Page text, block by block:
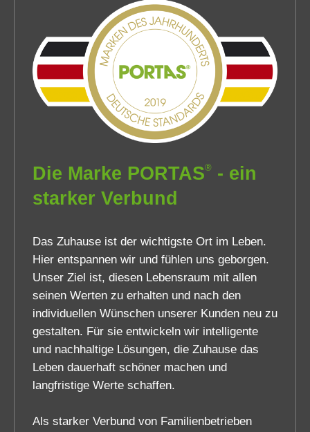
Die Marke PORTAS® - ein
starker Verbund
Das Zuhause ist der wichtigste Ort im Leben.
Hier entspannen wir und fühlen uns geborgen.
Unser Ziel ist, diesen Lebensraum mit allen
seinen Werten zu erhalten und nach den
individuellen Wünschen unserer Kunden neu zu
gestalten. Für sie entwickeln wir intelligente
und nachhaltige Lösungen, die Zuhause das
Leben dauerhaft schöner machen und
langfristige Werte schaffen.
Als starker Verbund von Familienbetrieben